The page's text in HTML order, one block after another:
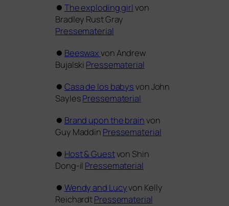
⏺ The explo­ding girl von
Bradley Rust Gray
Pressematerial
⏺ Beeswaxvon Andrew
Bujalski Pressematerial
⏺ Casa de los babysvon John
SaylesPressematerial
⏺ Brand upon the brainvon
Guy Maddin Pressematerial
⏺ Host&Guestvon Shin
Dong-il Pressematerial
⏺ Wendy and Lucyvon Kelly
ReichardtPressematerial